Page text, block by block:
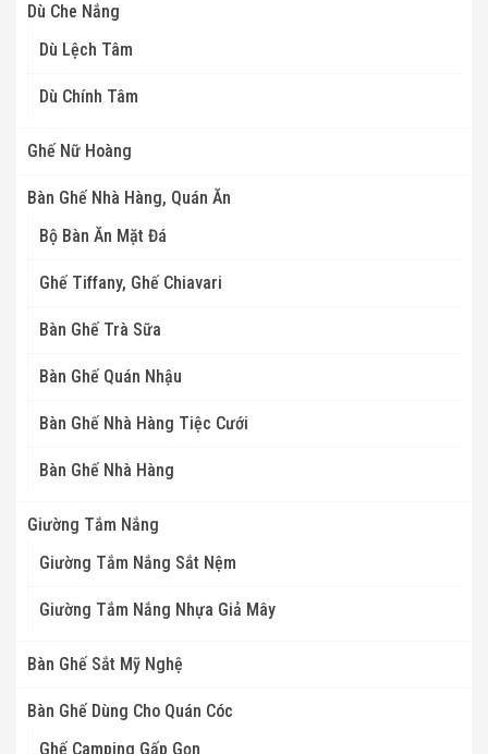
Dù Che Nắng
Dù Lệch Tâm
Dù Chính Tâm
Ghế Nữ Hoàng
Bàn Ghế Nhà Hàng, Quán Ăn
Bộ Bàn Ăn Mặt Đá
Ghế Tiffany, Ghế Chiavari
Bàn Ghế Trà Sữa
Bàn Ghế Quán Nhậu
Bàn Ghế Nhà Hàng Tiệc Cưới
Bàn Ghế Nhà Hàng
Giường Tắm Nắng
Giường Tắm Nắng Sắt Nệm
Giường Tắm Nắng Nhựa Giả Mây
Bàn Ghế Sắt Mỹ Nghệ
Bàn Ghế Dùng Cho Quán Cóc
Ghế Camping Gấp Gọn